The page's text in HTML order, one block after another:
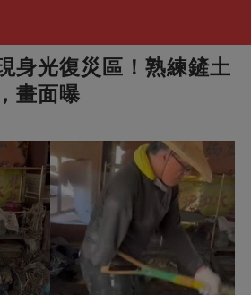
身光復災區！熟練鏟土
畫面曝